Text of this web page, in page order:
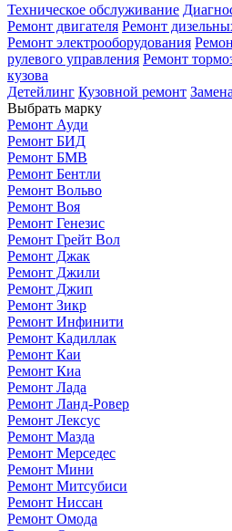
Техническое обслуживание
Ремонт двигателя Ремонт
Ремонт электрооборудования
рулевого управления Ремонт
кузова
Детейлинг Кузовной ремонт
Выбрать марку
Ремонт Ауди
Ремонт БИД
Ремонт БМВ
Ремонт Бентли
Ремонт Вольво
Ремонт Воя
Ремонт Генезис
Ремонт Грейт Вол
Ремонт Джак
Ремонт Джили
Ремонт Джип
Ремонт Зикр
Ремонт Инфинити
Ремонт Кадиллак
Ремонт Каи
Ремонт Киа
Ремонт Лада
Ремонт Ланд-Ровер
Ремонт Лексус
Ремонт Мазда
Ремонт Мерседес
Ремонт Мини
Ремонт Митсубиси
Ремонт Ниссан
Ремонт Омода